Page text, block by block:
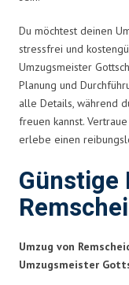
Du möchtest deinen
stressfrei und
Umzugsmeister
Planung und
alle Details, während
freuen kannst.
erlebe einen
Günstige
Umzug von
Umzugsmeister